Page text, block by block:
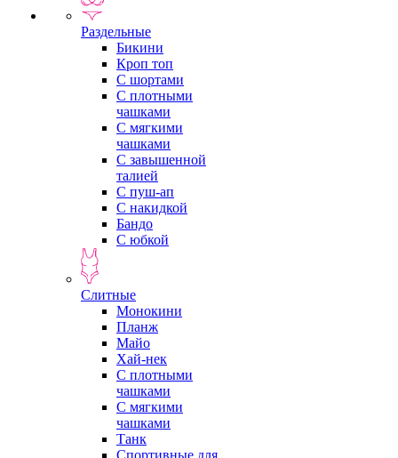
Раздельные
Бикини
Кроп топ
С шортами
С плотными
чашками
С мягкими
чашками
С завышенной
талией
С пуш-ап
С накидкой
Бандо
С юбкой
Слитные
Монокини
Планж
Майо
Хай-нек
С плотными
чашками
С мягкими
чашками
Танк
Спортивные для